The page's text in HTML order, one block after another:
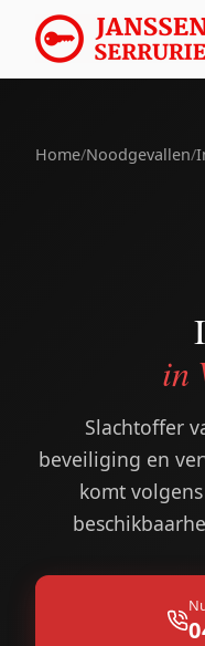
Home/Noodgevallen/
in
Slachtoffer
beveiliging en
komt